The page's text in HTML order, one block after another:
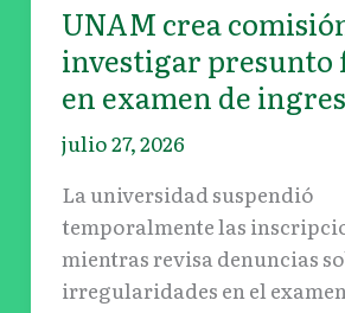
UNAM crea
investigar presunto
en examen de
julio 27, 2026
La universidad suspendió
temporalmente las
mientras revisa denuncias
irregularidades en el
de
ingreso
2026